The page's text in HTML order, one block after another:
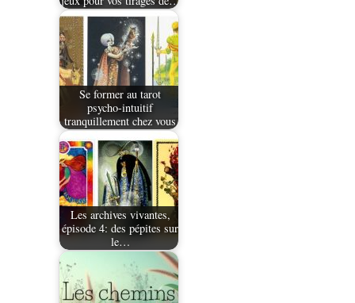
Se former au tarot
psycho-intuitif
tranquillement chez vous
Les archives vivantes,
épisode 4: des pépites sur
le…